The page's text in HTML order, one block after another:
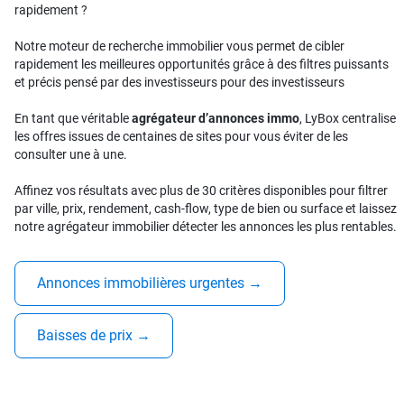
rapidement ?
Notre moteur de recherche immobilier vous permet de cibler
rapidement les meilleures opportunités grâce à des filtres puissants
et précis pensé par des investisseurs pour des investisseurs
En tant que véritableagrégateur d’annonces immo, LyBox centralise
les offres issues de centaines de sites pour vous éviter de les
consulter une à une.
Affinez vos résultats avec plus de 30 critères disponibles pour filtrer
par ville, prix, rendement, cash-flow, type de bien ou surface et laissez
notre agrégateur immobilier détecter les annonces les plus rentables.
Annonces immobilières urgentes →
Baisses de prix →